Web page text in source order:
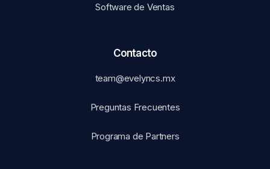
Software de Ventas
Contacto
team@evelyncs.mx
Preguntas Frecuentes
Programa de Partners